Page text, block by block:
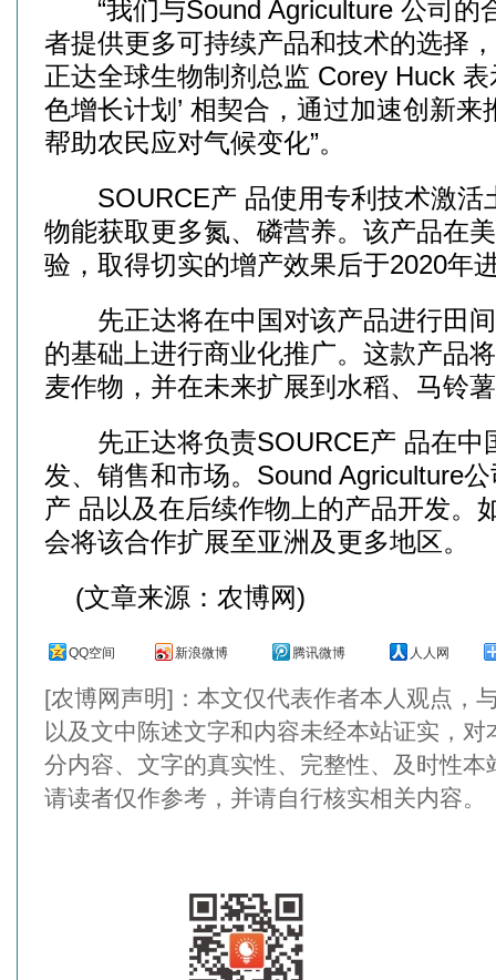
“我们与Sound Agriculture 公司的
者提供更多可持续产品和技术的选择
正达全球生物制剂总监 Corey Huck 表
色增长计划’ 相契合，通过加速创新
帮助农民应对气候变化”。
SOURCE产 品使用专利技术激活
物能获取更多氮、磷营养。该产品在
验，取得切实的增产效果后于2020年
先正达将在中国对该产品进行田间
的基础上进行商业化推广。这款产品
麦作物，并在未来扩展到水稻、马铃
先正达将负责SOURCE产 品在中
发、销售和市场。Sound Agriculture
产 品以及在后续作物上的产品开发。
会将该合作扩展至亚洲及更多地区。
(文章来源：农博网)
QQ空间 新浪微博 腾讯微博 人人网
[农博网声明]：本文仅代表作者本人观点，
以及文中陈述文字和内容未经本站证实，
分内容、文字的真实性、完整性、及时性
请读者仅作参考，并请自行核实相关内容。